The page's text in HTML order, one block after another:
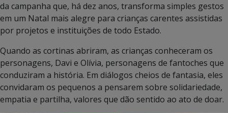
da campanha que, há dez anos, transforma simples gestos
em um Natal mais alegre para crianças carentes assistidas
por projetos e instituições de todo Estado.
Quando as cortinas abriram, as crianças conheceram os
personagens, Davi e Olívia, personagens de fantoches que
conduziram a história. Em diálogos cheios de fantasia, eles
convidaram os pequenos a pensarem sobre solidariedade,
empatia e partilha, valores que dão sentido ao ato de doar.